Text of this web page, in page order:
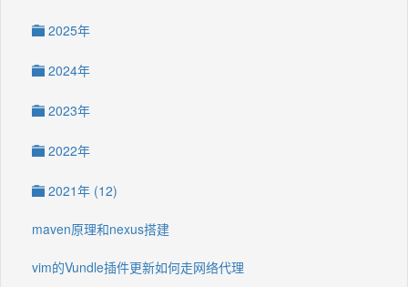
2025年
2024年
2023年
2022年
2021年 (12)
maven原理和nexus搭建
vim的Vundle插件更新如何走网络代理